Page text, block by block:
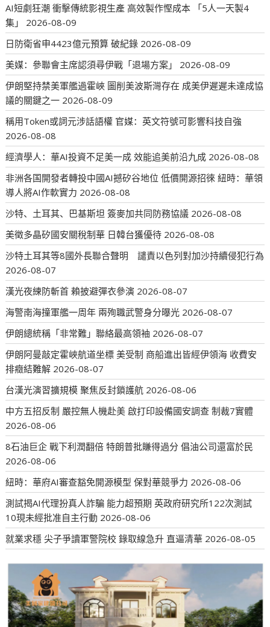
AI短劇狂潮 衝擊傳統影視生產 高效製作慳成本 「5人一天製4
集」
2026-08-09
日防衛省申4423億元預算 破紀錄 2026-08-09
美媒：參聯會主席認須尋伊戰「退場方案」
2026-08-09
伊朗堅持禁美軍艦過霍峽 圖削美波斯灣存在 成美伊遲遲未達成協
議的關鍵之一 2026-08-09
稱用Token或詞元涉話語權 官媒：英文符號可影響科技自強
2026-08-08
經濟學人：華AI投資不足美一成 效能追美前沿九成 2026-08-08
非洲各国開發者轉投中國AI撼矽谷地位 低價開源招徠 紐時：華領
導人將AI作軟實力 2026-08-08
沙特、土耳其、巴基斯坦 簽麥加共同防務協議 2026-08-08
美徵多晶矽國安關稅制華 日韓台獲優待 2026-08-08
沙特土耳其等8國外長聯合聲明 譴責以色列對加沙持續侵犯行為
2026-08-07
漢光夜練防斬首 賴披避彈衣參演 2026-08-07
海警南海撞軍艦一周年 兩殉職武警身分曝光 2026-08-07
伊朗總統稱「非常難」聯絡最高領袖 2026-08-07
伊朗阿曼敲定霍峽航道坐標 美受制 商船進出皆經伊領海 收費安
排癥結難解 2026-08-07
台漢光演習擴規模 聚焦反封鎖護航 2026-08-06
中方五招反制 嚴控無人機赴美 啟打印設備國安調查 制裁7實體
2026-08-06
8石油巨企 戰下利潤翻倍 特朗普批賺得過分 倡油公司還富於民
2026-08-06
紐時：華府AI審查豁免開源模型 保對華競爭力 2026-08-06
測試揭AI代理扮真人詐騙 能力超預期 英政府研究所122次測試
10現未經批准自主行動 2026-08-06
就業求穩 尖子爭讀軍警院校 錄取線急升 直逼清華 2026-08-05